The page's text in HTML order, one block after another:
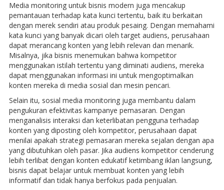
Media monitoring untuk bisnis modern juga mencakup
pemantauan terhadap kata kunci tertentu, baik itu berkaitan
dengan merek sendiri atau produk pesaing. Dengan memahami
kata kunci yang banyak dicari oleh target audiens, perusahaan
dapat merancang konten yang lebih relevan dan menarik.
Misalnya, jika bisnis menemukan bahwa kompetitor
menggunakan istilah tertentu yang diminati audiens, mereka
dapat menggunakan informasi ini untuk mengoptimalkan
konten mereka di media sosial dan mesin pencari.
Selain itu, sosial media monitoring juga membantu dalam
pengukuran efektivitas kampanye pemasaran. Dengan
menganalisis interaksi dan keterlibatan pengguna terhadap
konten yang diposting oleh kompetitor, perusahaan dapat
menilai apakah strategi pemasaran mereka sejalan dengan apa
yang dibutuhkan oleh pasar. Jika audiens kompetitor cenderung
lebih terlibat dengan konten edukatif ketimbang iklan langsung,
bisnis dapat belajar untuk membuat konten yang lebih
informatif dan tidak hanya berfokus pada penjualan.